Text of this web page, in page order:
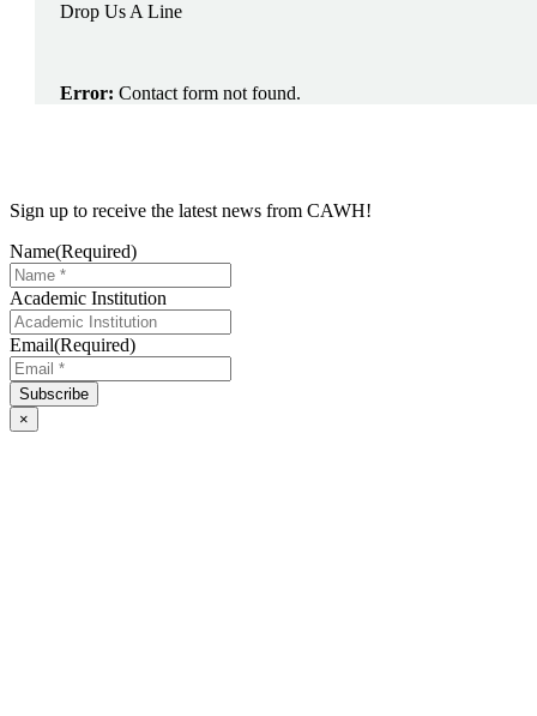
Drop Us A Line
Error: Contact form not found.
Sign up to receive the latest news from CAWH!
Name(Required)
Academic Institution
Email(Required)
×